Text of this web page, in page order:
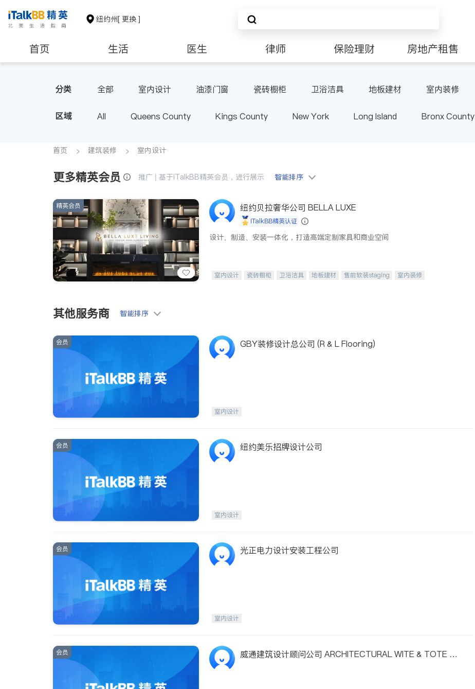
纽约州[ 更换 ]
首页 生活 医生 律师 保险理财 房地产租售
分类 全部 室内设计 油漆门窗 瓷砖橱柜 卫浴洁具 地板建材 室内装修
区域 All Queens County Kings County New York Long Island Bronx County
首页 建筑装修 室内设计
更多精英会员 推广 | 基于iTalkBB精英会员，进行展示 智能排序
精英会员 纽约贝拉奢华公司 BELLA LUXE
iTalkBB精英认证
设计、制造、安装一体化，打造高端定制家具和商业空间
室内设计 瓷砖橱柜 卫浴洁具 地板建材 售前软装staging 室内装修
其他服务商 智能排序
会员 GBY装修设计总公司 (R & L Flooring)
室内设计
会员 纽约美乐招牌设计公司
室内设计
会员 光正电力设计安装工程公司
室内设计
会员
威通建筑设计顾问公司 ARCHITECTURAL WITE & TOTE CO